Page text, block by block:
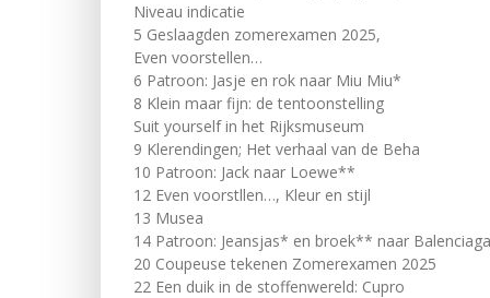
Niveau indicatie
5 Geslaagden zomerexamen 2025,
Even voorstellen…
6 Patroon: Jasje en rok naar Miu Miu*
8 Klein maar fijn: de tentoonstelling
Suit yourself in het Rijksmuseum
9 Klerendingen; Het verhaal van de Beha
10 Patroon: Jack naar Loewe**
12 Even voorstllen…, Kleur en stijl
13 Musea
14 Patroon: Jeansjas* en broek** naar Balenciaga
20 Coupeuse tekenen Zomerexamen 2025
22 Een duik in de stoffenwereld: Cupro